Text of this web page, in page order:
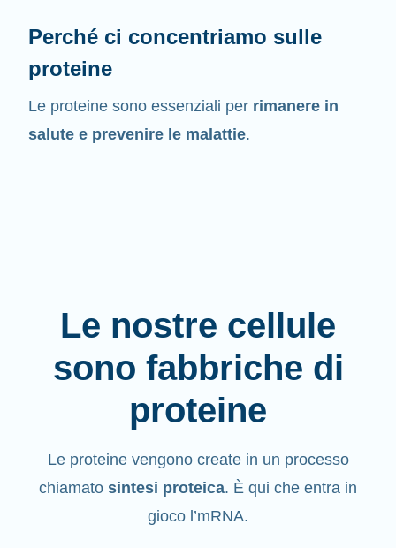
Perché ci concentriamo sulle
proteine
Le proteine sono essenziali per rimanere in
salute e prevenire le malattie.
Le nostre cellule
sono fabbriche di
proteine
Le proteine vengono create in un processo
chiamato sintesi proteica. È qui che entra in
gioco l’mRNA.